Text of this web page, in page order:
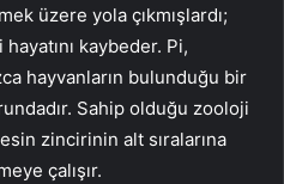
üzere yola çıkmışlardı;
kaybeder. Pi,
hayvanların bulunduğu bir
Sahip olduğu zooloji
zincirinin alt sıralarına
çalışır.